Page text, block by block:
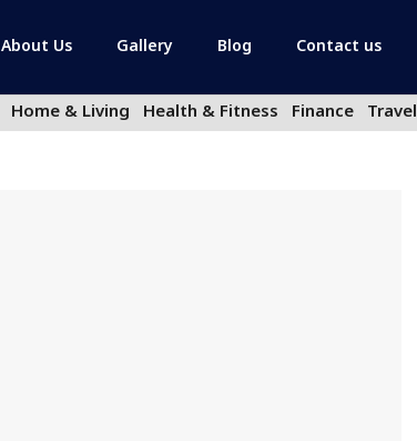
About Us Gallery Blog Contact us
Home & Living Health & Fitness Finance Travel